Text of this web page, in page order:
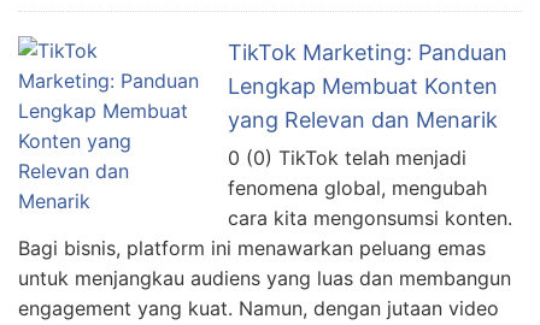
TikTok Marketing: Panduan
Lengkap Membuat Konten
yang Relevan dan Menarik
0 (0) TikTok telah menjadi
fenomena global, mengubah
cara kita mengonsumsi konten.
Bagi bisnis, platform ini menawarkan peluang emas
untuk menjangkau audiens yang luas dan membangun
engagement yang kuat. Namun, dengan jutaan video